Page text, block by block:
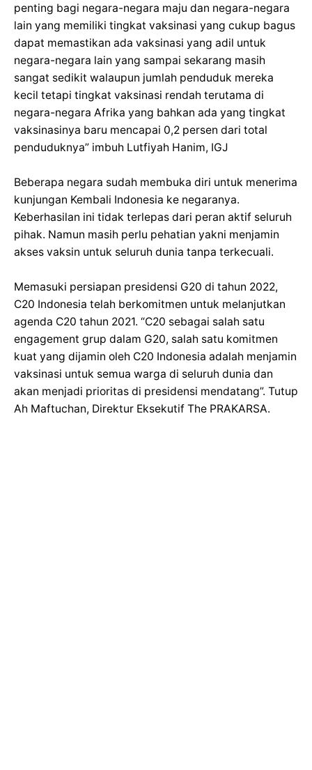
penting bagi negara-negara maju dan negara-negara
lain yang memiliki tingkat vaksinasi yang cukup bagus
dapat memastikan ada vaksinasi yang adil untuk
negara-negara lain yang sampai sekarang masih
sangat sedikit walaupun jumlah penduduk mereka
kecil tetapi tingkat vaksinasi rendah terutama di
negara-negara Afrika yang bahkan ada yang tingkat
vaksinasinya baru mencapai 0,2 persen dari total
penduduknya” imbuh Lutfiyah Hanim, IGJ
Beberapa negara sudah membuka diri untuk menerima
kunjungan Kembali Indonesia ke negaranya.
Keberhasilan ini tidak terlepas dari peran aktif seluruh
pihak. Namun masih perlu pehatian yakni menjamin
akses vaksin untuk seluruh dunia tanpa terkecuali.
Memasuki persiapan presidensi G20 di tahun 2022,
C20 Indonesia telah berkomitmen untuk melanjutkan
agenda C20 tahun 2021. “C20 sebagai salah satu
engagement grup dalam G20, salah satu komitmen
kuat yang dijamin oleh C20 Indonesia adalah menjamin
vaksinasi untuk semua warga di seluruh dunia dan
akan menjadi prioritas di presidensi mendatang”. Tutup
Ah Maftuchan, Direktur Eksekutif The PRAKARSA.